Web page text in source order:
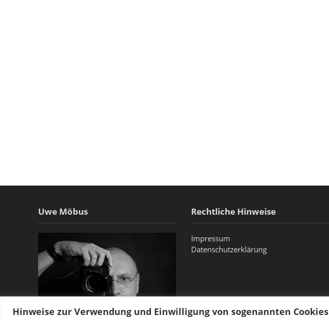
Hinweise zur Verwendung und Einwilligung von sogenannten Cookies
Uwe Möbus Rechtliche Hinweise
Impressum
Datenschutzerklärung